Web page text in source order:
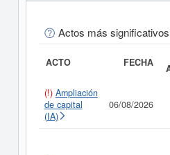
Actos más significativos
ACTO FECHA
(!) Ampliación
de capital
(IA)
06/08/2026